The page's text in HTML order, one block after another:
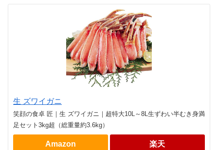
生 ズワイガニ
笑顔の食卓 匠｜生 ズワイガニ｜超特大10L～8L生ずわい半むき身満
足セット3kg超（総重量約3.6kg）
Amazon 楽天